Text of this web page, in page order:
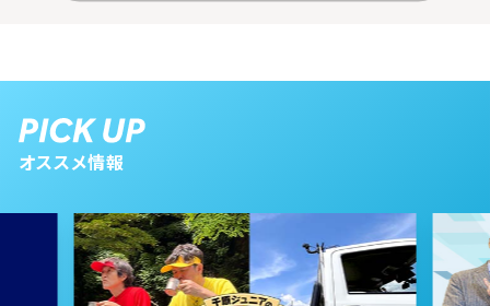
オススメ情報